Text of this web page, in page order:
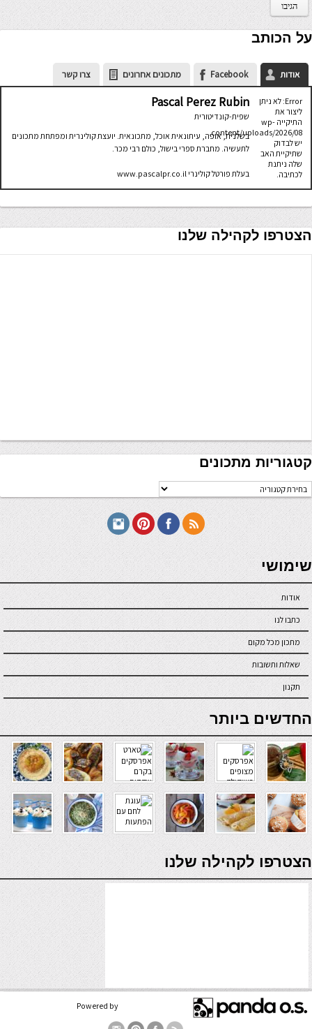
על הכותב
אודות Facebook מתכונים אחרונים צרו קשר
Error: לא ניתן
ליצור את
התיקייה wp-
content/uploads/2026/08.
יש לבדוק
שתיקיית האב
שלה ניתנת
לכתיבה.
Pascal Perez Rubin
שפית-קונדיטורית
בשלנית, אופה, עיתונאית אוכל, מתכונאית. יועצת קולינרית ומפתחת מתכונים
לתעשיה. מחברת ספרי בישול, כולם רבי מכר.
בעלת פורטל קולינרי www.pascalpr.co.il
הצטרפו לקהילה שלנו
קטגוריות מתכונים
קטגוריות
מתכונים
seriöse online casinos österreich
שימושי
אודות
כתבו לנו
מתכון מכל מקום
שאלות ותשובות
תקנון
online casino
החדשים ביותר
verde casino
הצטרפו לקהילה שלנו
Powered by